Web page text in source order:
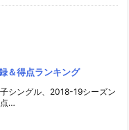
＆得点ランキング
シングル、2018-19シーズン
…